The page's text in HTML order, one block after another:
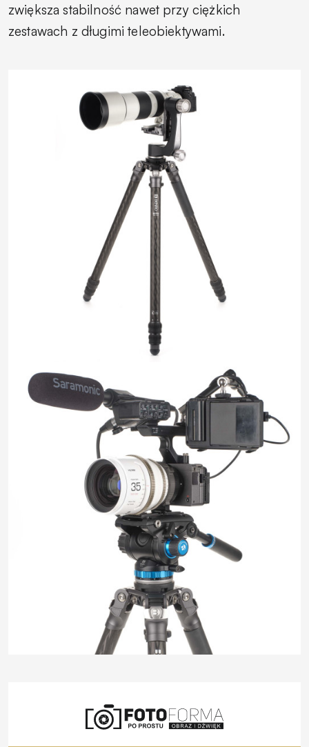
zwiększa stabilność nawet przy ciężkich
zestawach z długimi teleobiektywami.